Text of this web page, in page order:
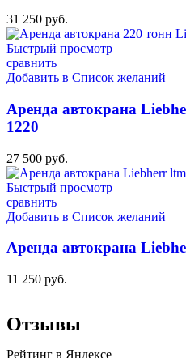
31 250 руб.
Быстрый просмотр
сравнить
Добавить в Список желаний
Аренда автокрана
1220
27 500 руб.
Быстрый просмотр
сравнить
Добавить в Список желаний
Аренда автокрана
11 250 руб.
Отзывы
Рейтинг в Яндексе